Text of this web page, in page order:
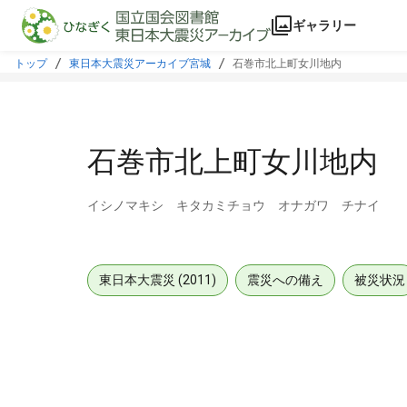
本文に飛ぶ
ギャラリー
トップ 東日本大震災アーカイブ宮城 石巻市北上町女川地内
石巻市北上町女川地内
イシノマキシ キタカミチョウ オナガワ チナイ
東日本大震災 (2011) 震災への備え 被災状況